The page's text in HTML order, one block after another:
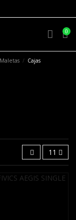
0
Cajas
11